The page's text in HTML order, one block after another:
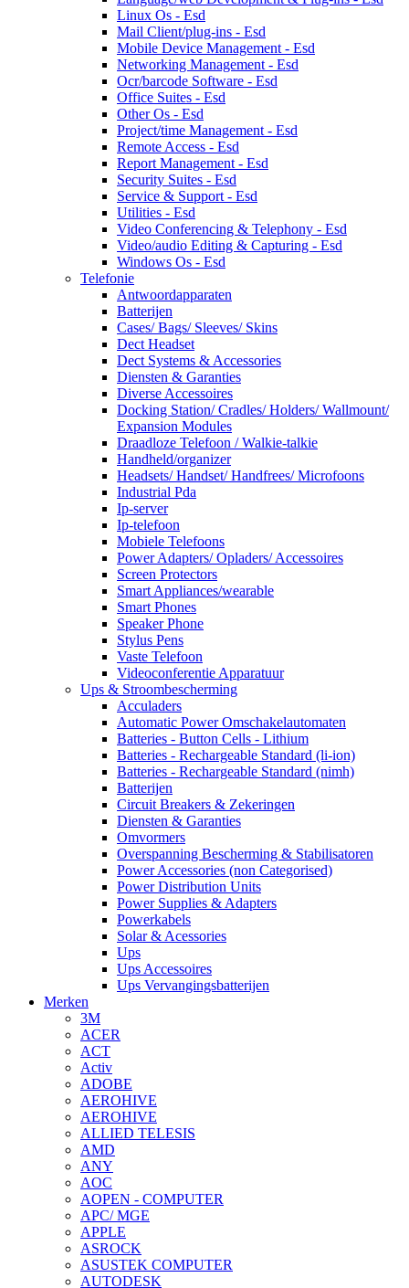
Linux Os - Esd
Mail Client/plug-ins - Esd
Mobile Device Management - Esd
Networking Management - Esd
Ocr/barcode Software - Esd
Office Suites - Esd
Other Os - Esd
Project/time Management - Esd
Remote Access - Esd
Report Management - Esd
Security Suites - Esd
Service & Support - Esd
Utilities - Esd
Video Conferencing & Telephony - Esd
Video/audio Editing & Capturing - Esd
Windows Os - Esd
Telefonie
Antwoordapparaten
Batterijen
Cases/ Bags/ Sleeves/ Skins
Dect Headset
Dect Systems & Accessories
Diensten & Garanties
Diverse Accessoires
Docking Station/ Cradles/ Holders/ Wallmount/
Expansion Modules
Draadloze Telefoon / Walkie-talkie
Handheld/organizer
Headsets/ Handset/ Handfrees/ Microfoons
Industrial Pda
Ip-server
Ip-telefoon
Mobiele Telefoons
Power Adapters/ Opladers/ Accessoires
Screen Protectors
Smart Appliances/wearable
Smart Phones
Speaker Phone
Stylus Pens
Vaste Telefoon
Videoconferentie Apparatuur
Ups & Stroombescherming
Acculaders
Automatic Power Omschakelautomaten
Batteries - Button Cells - Lithium
Batteries - Rechargeable Standard (li-ion)
Batteries - Rechargeable Standard (nimh)
Batterijen
Circuit Breakers & Zekeringen
Diensten & Garanties
Omvormers
Overspanning Bescherming & Stabilisatoren
Power Accessories (non Categorised)
Power Distribution Units
Power Supplies & Adapters
Powerkabels
Solar & Acessories
Ups
Ups Accessoires
Ups Vervangingsbatterijen
Merken
3M
ACER
ACT
Activ
ADOBE
AEROHIVE
AEROHIVE
ALLIED TELESIS
AMD
ANY
AOC
AOPEN - COMPUTER
APC/ MGE
APPLE
ASROCK
ASUSTEK COMPUTER
AUTODESK